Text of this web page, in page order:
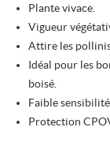
Plante vivace.
Vigueur
Attire les
Idéal pour les
boisé.
Faible
Protection